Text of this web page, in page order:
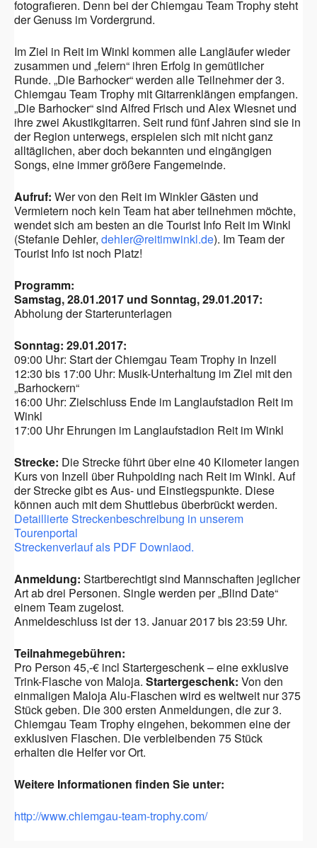
fotografieren. Denn bei der Chiemgau Team Trophy steht
der Genuss im Vordergrund.
Im Ziel in Reit im Winkl kommen alle Langläufer wieder
zusammen und „feiern“ ihren Erfolg in gemütlicher
Runde. „Die Barhocker“ werden alle Teilnehmer der 3.
Chiemgau Team Trophy mit Gitarrenklängen empfangen.
„Die Barhocker“ sind Alfred Frisch und Alex Wiesnet und
ihre zwei Akustikgitarren. Seit rund fünf Jahren sind sie in
der Region unterwegs, erspielen sich mit nicht ganz
alltäglichen, aber doch bekannten und eingängigen
Songs, eine immer größere Fangemeinde.
Aufruf: Wer von den Reit im Winkler Gästen und
Vermietern noch kein Team hat aber teilnehmen möchte,
wendet sich am besten an die Tourist Info Reit im Winkl
(Stefanie Dehler, dehler@reitimwinkl.de). Im Team der
Tourist Info ist noch Platz!
Programm:
Samstag, 28.01.2017 und Sonntag, 29.01.2017:
Abholung der Starterunterlagen
Sonntag: 29.01.2017:
09:00 Uhr: Start der Chiemgau Team Trophy in Inzell
12:30 bis 17:00 Uhr: Musik-Unterhaltung im Ziel mit den
„Barhockern“
16:00 Uhr: Zielschluss Ende im Langlaufstadion Reit im
Winkl
17:00 Uhr Ehrungen im Langlaufstadion Reit im Winkl
Strecke: Die Strecke führt über eine 40 Kilometer langen
Kurs von Inzell über Ruhpolding nach Reit im Winkl. Auf
der Strecke gibt es Aus- und Einstiegspunkte. Diese
können auch mit dem Shuttlebus überbrückt werden.
Detaillierte Streckenbeschreibung in unserem
Tourenportal
Streckenverlauf als PDF Downlaod.
Anmeldung: Startberechtigt sind Mannschaften jeglicher
Art ab drei Personen. Single werden per „Blind Date“
einem Team zugelost.
Anmeldeschluss ist der 13. Januar 2017 bis 23:59 Uhr.
Teilnahmegebühren:
Pro Person 45,-€ incl Startergeschenk – eine exklusive
Trink-Flasche von Maloja. Startergeschenk: Von den
einmaligen Maloja Alu-Flaschen wird es weltweit nur 375
Stück geben. Die 300 ersten Anmeldungen, die zur 3.
Chiemgau Team Trophy eingehen, bekommen eine der
exklusiven Flaschen. Die verbleibenden 75 Stück
erhalten die Helfer vor Ort.
Weitere Informationen finden Sie unter:
http://www.chiemgau-team-trophy.com/